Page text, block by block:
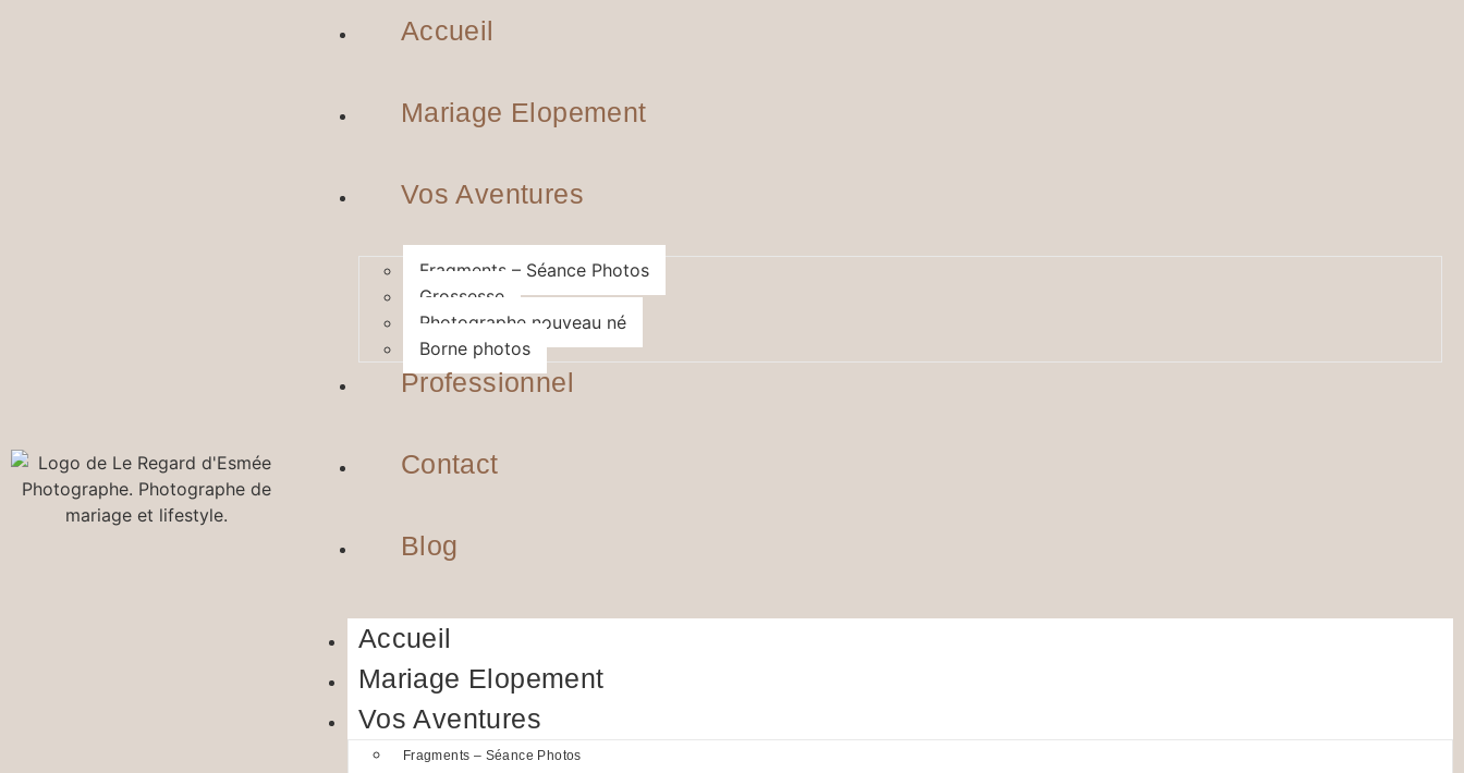
Accueil
Mariage Elopement
Vos Aventures
Fragments – Séance Photos
Grossesse
Photographe nouveau né
Borne photos
Professionnel
Contact
Blog
Accueil
Mariage Elopement
Vos Aventures
Fragments – Séance Photos